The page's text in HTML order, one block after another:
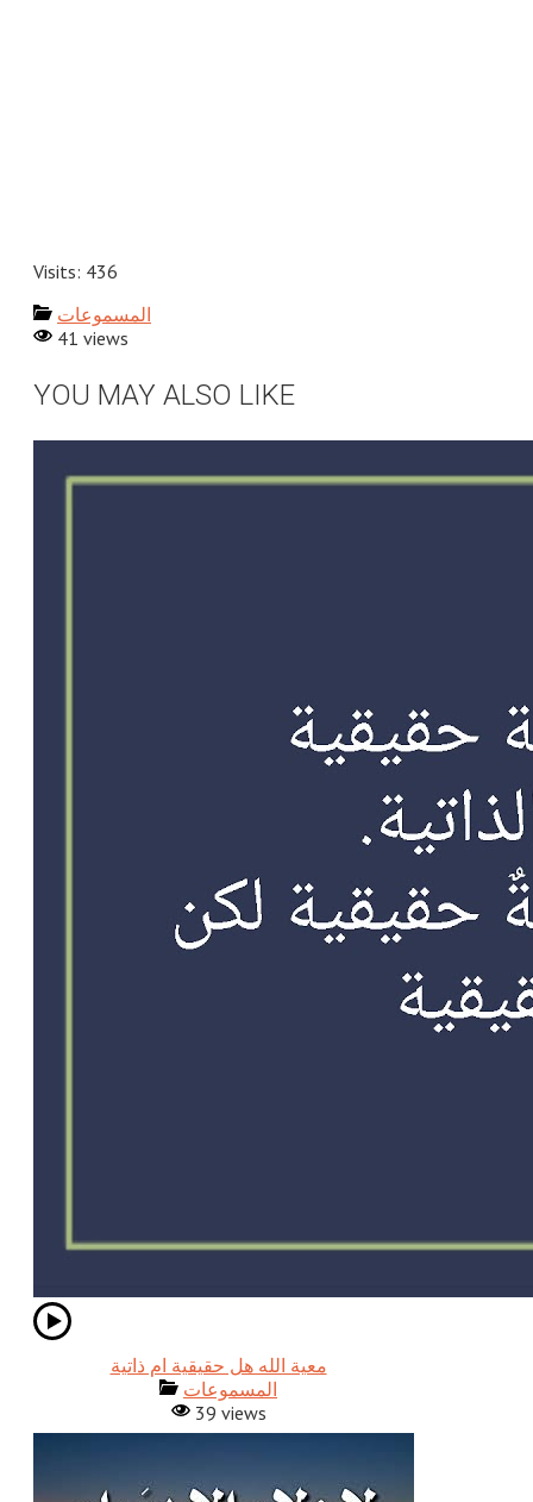
Visits: 436
المسموعات
41 views
YOU MAY ALSO LIKE
معية الله هل حقيقية ام ذاتية
المسموعات
39 views